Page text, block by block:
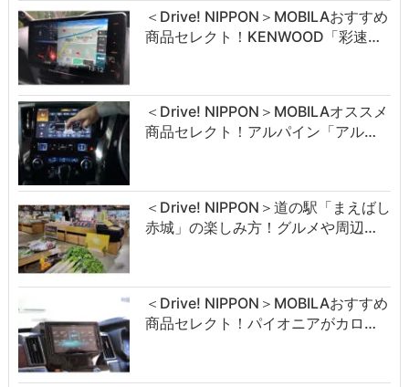
＜Drive! NIPPON＞MOBILAおすすめ
商品セレクト！KENWOOD「彩速…
＜Drive! NIPPON＞MOBILAオススメ
商品セレクト！アルパイン「アル…
＜Drive! NIPPON＞道の駅「まえばし
赤城」の楽しみ方！グルメや周辺…
＜Drive! NIPPON＞MOBILAおすすめ
商品セレクト！パイオニアがカロ…